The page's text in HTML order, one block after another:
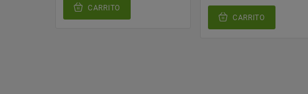
CARRITO
CARRITO